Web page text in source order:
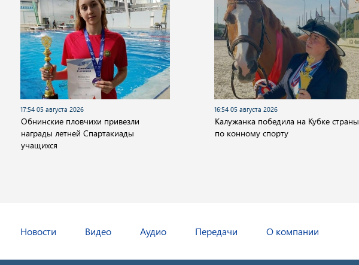
17:54 05 августа 2026
Обнинские пловчихи привезли
награды летней Спартакиады
учащихся
16:54 05 августа 2026
Калужанка победила на Кубке страны
по конному спорту
Новости Видео Аудио Передачи О компании